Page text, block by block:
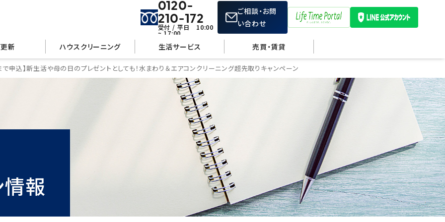
0120-
210-172
受付 / 平日 10:00
~ 17:00
ご相談・お問
い合わせ
新 ハウスクリーニング 生活サービス 売買・賃貸
で申込】新生活や母の日のプレゼントとしても！水まわり＆エアコンクリーニング超先取りキャンペーン
情報